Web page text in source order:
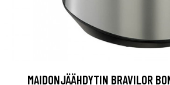
MAIDONJÄÄHDYTIN BRAVILOR